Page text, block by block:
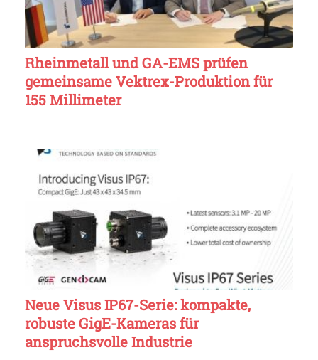
Rheinmetall und GA-EMS prüfen
gemeinsame Vektrex-Produktion für
155 Millimeter
Neue Visus IP67-Serie: kompakte,
robuste GigE-Kameras für
anspruchsvolle Industrie